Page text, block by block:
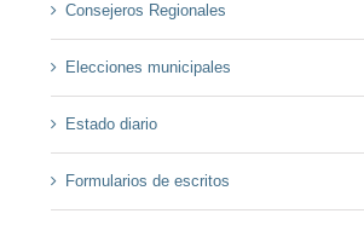
Consejeros Regionales
Elecciones municipales
Estado diario
Formularios de escritos